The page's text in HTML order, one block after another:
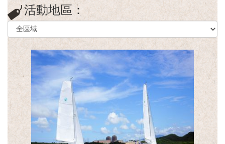
庄
輕
旅
行
服
活動地區：